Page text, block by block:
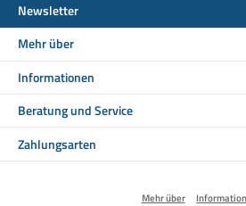
Newsletter
Mehr über
Informationen
Beratung und Service
Zahlungsarten
Mehr über